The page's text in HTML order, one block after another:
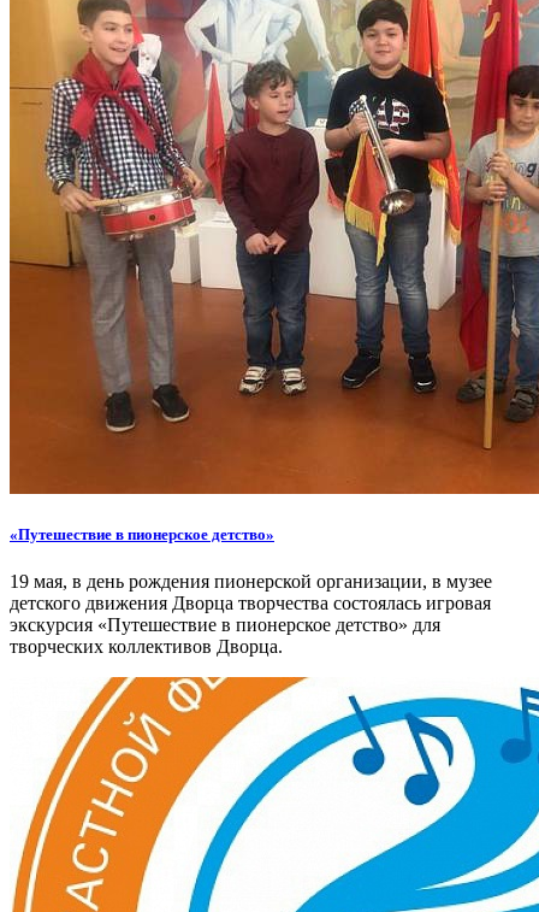
«Путешествие в пионерское детство»
19 мая, в день рождения пионерской организации, в музее
детского движения Дворца творчества состоялась игровая
экскурсия «Путешествие в пионерское детство» для
творческих коллективов Дворца.